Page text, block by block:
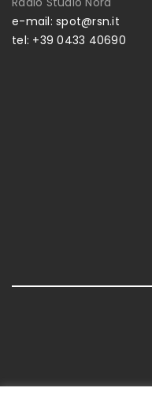
e-mail: spot@rsn.it
tel: +39 0433 40690